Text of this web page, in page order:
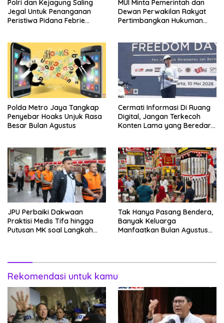
Polri dan Kejagung Saling
Jegal Untuk Penanganan
Peristiwa Pidana Febrie
MUI Minta Pemerintah dan
Dewan Perwakilan Rakyat
Pertimbangkan Hukuman
Polda Metro Jaya Tangkap
Penyebar Hoaks Unjuk Rasa
Besar Bulan Agustus
Cermati Informasi Di Ruang
Digital, Jangan Terkecoh
Konten Lama yang Beredar
JPU Perbaiki Dakwaan
Praktisi Medis Tifa hingga
Putusan MK soal Langkah
Tak Hanya Pasang Bendera,
Banyak Keluarga
Manfaatkan Bulan Agustus
Rekomendasi untuk kamu